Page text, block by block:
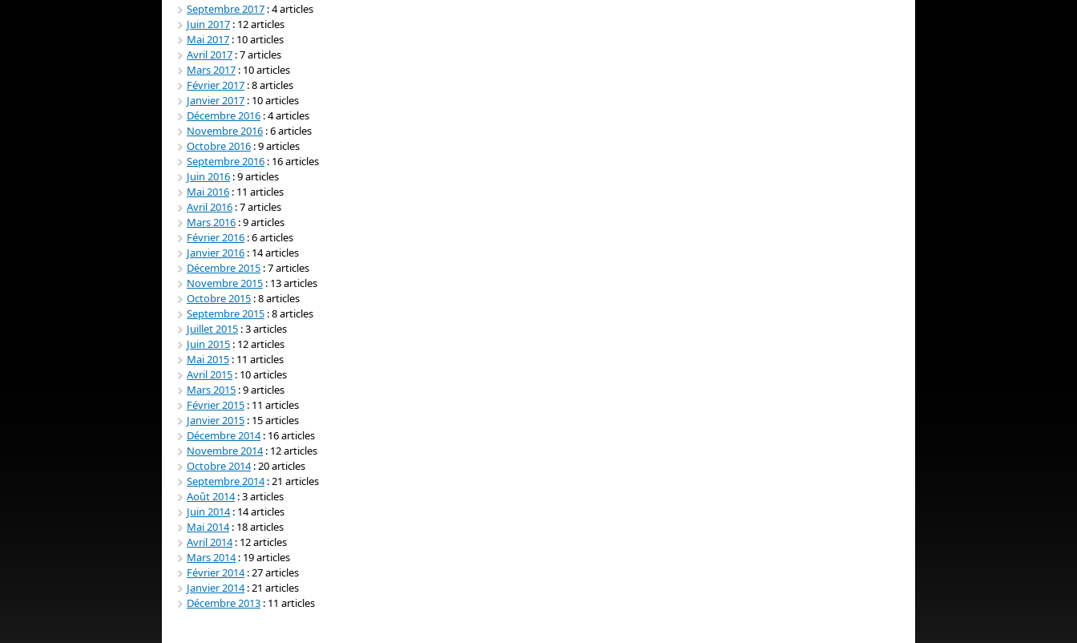
Septembre 2017 : 4 articles
Juin 2017 : 12 articles
Mai 2017 : 10 articles
Avril 2017 : 7 articles
Mars 2017 : 10 articles
Février 2017 : 8 articles
Janvier 2017 : 10 articles
Décembre 2016 : 4 articles
Novembre 2016 : 6 articles
Octobre 2016 : 9 articles
Septembre 2016 : 16 articles
Juin 2016 : 9 articles
Mai 2016 : 11 articles
Avril 2016 : 7 articles
Mars 2016 : 9 articles
Février 2016 : 6 articles
Janvier 2016 : 14 articles
Décembre 2015 : 7 articles
Novembre 2015 : 13 articles
Octobre 2015 : 8 articles
Septembre 2015 : 8 articles
Juillet 2015 : 3 articles
Juin 2015 : 12 articles
Mai 2015 : 11 articles
Avril 2015 : 10 articles
Mars 2015 : 9 articles
Février 2015 : 11 articles
Janvier 2015 : 15 articles
Décembre 2014: 16 articles
Novembre 2014: 12 articles
Octobre 2014: 20 articles
Septembre 2014: 21 articles
Août 2014: 3 articles
Juin 2014: 14 articles
Mai 2014: 18 articles
Avril 2014: 12 articles
Mars 2014: 19 articles
Février 2014: 27 articles
Janvier 2014: 21 articles
Décembre 2013 : 11 articles